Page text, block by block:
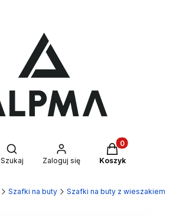
Otwórz wyszukiwarkę
Szukaj Zaloguj się
Produkty w
Koszyk
Szafki na buty Szafki na buty z wieszakiem